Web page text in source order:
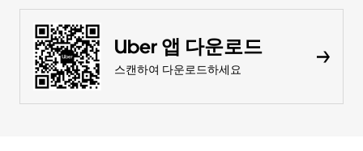
Uber 앱 다운로드
스캔하여 다운로드하세요